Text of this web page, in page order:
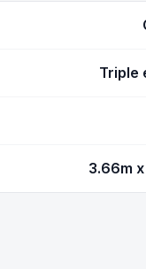
Triple
3.66m x